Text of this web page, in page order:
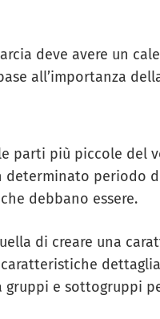
deve avere un
all’importanza
parti più piccole del
determinato periodo
debbano essere.
di creare una
gruppi e sottogruppi